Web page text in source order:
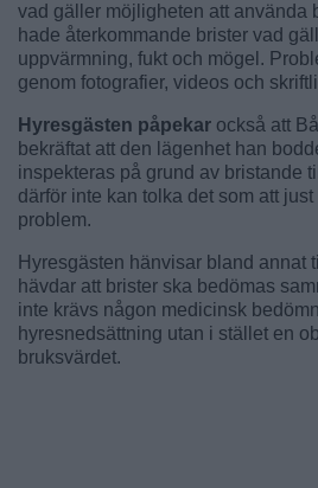
vad gäller möjligheten att använda
hade återkommande brister vad
uppvärmning, fukt och mögel.
genom fotografier, videos och
Hyresgästen påpekar också att
bekräftat att den lägenhet han
inspekteras på grund av bristande
därför inte kan tolka det som att
problem.
Hyresgästen hänvisar bland annat
hävdar att brister ska bedömas
inte krävs någon medicinsk
hyresnedsättning utan i stället en
bruksvärdet.